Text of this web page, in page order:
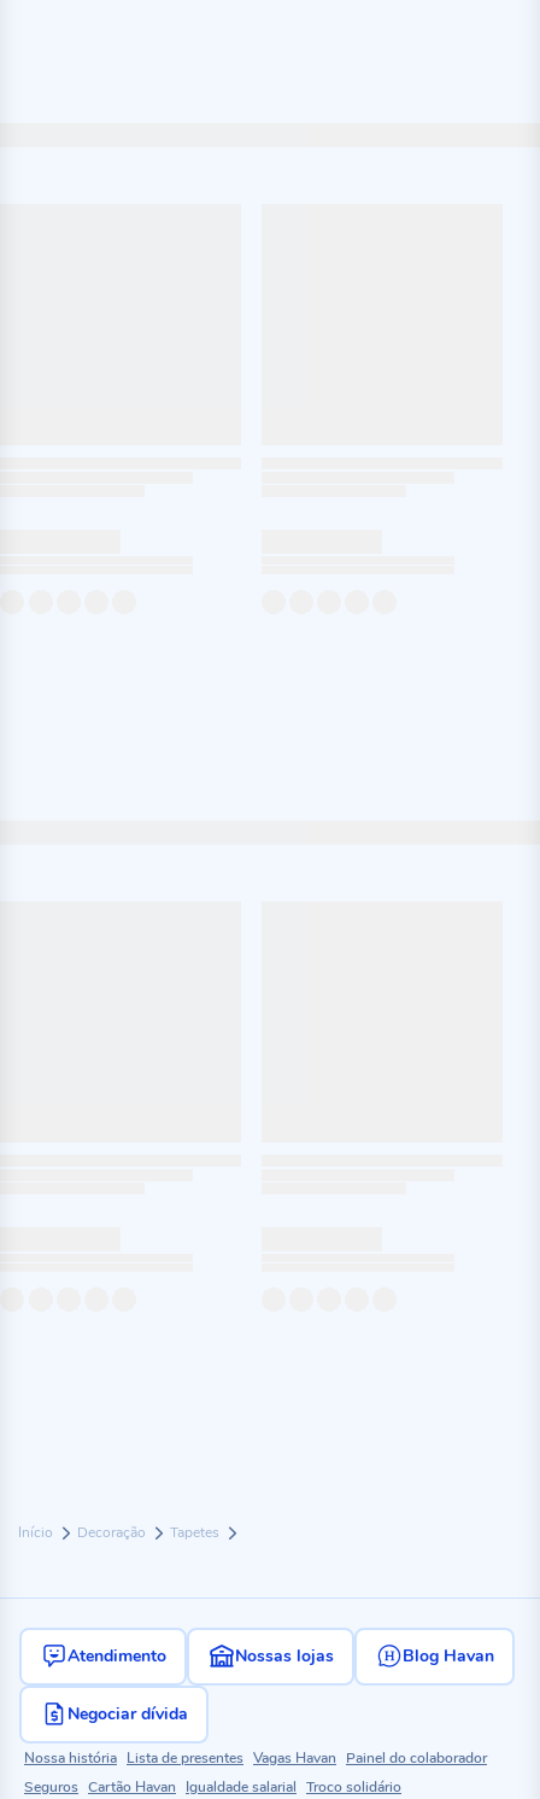
Início Decoração Tapetes
Atendimento Nossas lojas Blog Havan
Negociar dívida
Nossa história Lista de presentes Vagas Havan
Painel do colaborador
Seguros Cartão Havan Igualdade salarial Troco solidário